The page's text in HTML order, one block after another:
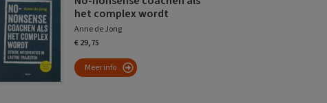
het complex wordt
Anne de Jong
€ 29,75
Meer info